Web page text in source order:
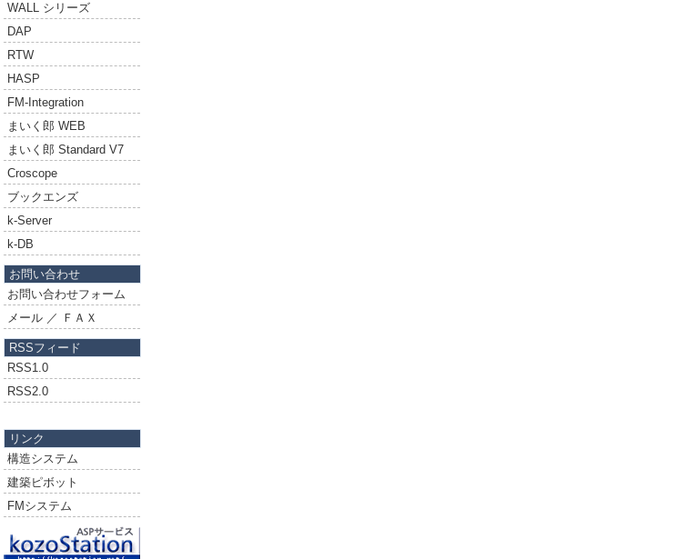
WALL シリーズ
DAP
RTW
HASP
FM-Integration
まいく郎 WEB
まいく郎 Standard V7
Croscope
ブックエンズ
k-Server
k-DB
お問い合わせ
お問い合わせフォーム
メール ／ ＦＡＸ
RSSフィード
RSS1.0
RSS2.0
リンク
構造システム
建築ピボット
FMシステム